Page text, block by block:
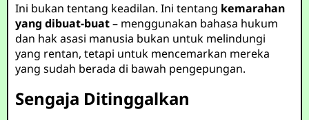
Ini bukan tentang keadilan. Ini tentang kemarahan
yang dibuat-buat– menggunakan bahasa hukum
dan hak asasi manusia bukan untuk melindungi
yang rentan, tetapi untuk mencemarkan mereka
yang sudah berada di bawah pengepungan.
Sengaja Ditinggalkan